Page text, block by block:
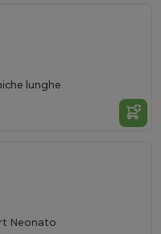
lunghe
Neonato